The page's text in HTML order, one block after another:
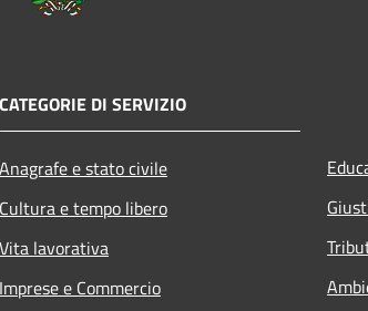
CATEGORIE DI SERVIZIO
Anagrafe e stato civile
Cultura e tempo libero
Vita lavorativa
Imprese e Commercio